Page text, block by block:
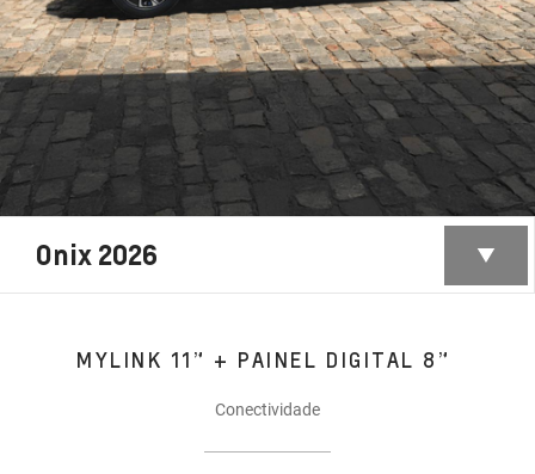
Onix 2026
MYLINK 11” + PAINEL DIGITAL 8”
Conectividade